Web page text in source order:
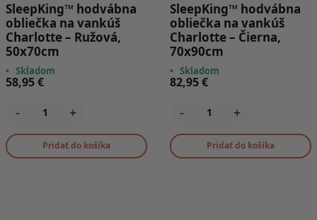
SleepKing™ hodvábna
obliečka na vankúš
Charlotte – Ružová,
50x70cm
• Skladom
58,95€
- +
Pridať do košíka
SleepKing™ hodvábna
obliečka na vankúš
Charlotte – Čierna,
70x90cm
• Skladom
82,95€
- +
Pridať do košíka